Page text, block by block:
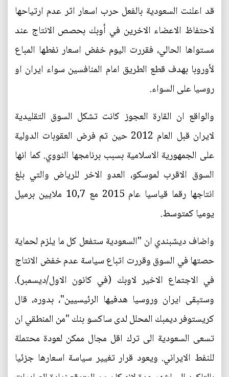
قد اعلنت السعودية بالفعل حرب اسعار اثر عدم ارتياحها
لاحتفاظ الاعضاء الاخرين في أوبك بحصص الانتاج عند
مستواها الحالي، فقررت اليوم خفض اسعار نفطها المباع
لأوروبا بهدف قطع الطريق امام المنافسين سواء ايران او
روسيا على السواء.
والواقع ان القارة العجوز كانت تشكل السوق التقليدية
لايران قبل العام 2012 حين تم فرض العقوبات الدولية
على الجمهورية الاسلامية بسبب برنامجها النووي. كما انها
السوق الاقرب لموسكو، العدو الاخر للرياض والتي بلغ
انتاجها رقما قياسيا عام 2015 مع 10,7 ملايين برميل
يوميا كمتوسط.
واضاف ديشبندي ان "السعودية ستفعل كل ما يلزم لحماية
حصتها في السوق وقررت اتباع سياسة عدم خفض الانتاج
في الاجتماع الاخير لاوبك (في كانون الاول/ديسمبر).
وستبقى ايران وروسيا هدفيها الرئيسيين"، بدوره، قال
كريستوفر ديمبك المحلل لدى ساكسو بنك "من المنطقي ان
تسعى السعودية الى ترك اقل مجال ممكن لعودة محتملة
للنفط الايراني. ويعود قرار تغيير سياسة اسعارها جزئيا